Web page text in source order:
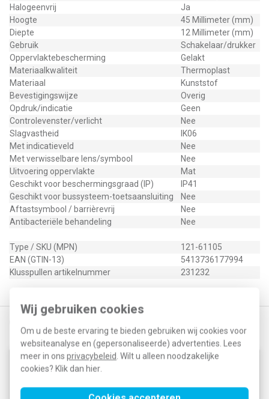
Wij gebruiken cookies
Om u de beste ervaring te bieden gebruiken wij cookies voor
websiteanalyse en (gepersonaliseerde) advertenties. Lees
meer in ons privacybeleid . Wilt u alleen noodzakelijke
cookies? Klik dan hier
Halogeenvrij
Ja
Hoogte
45 Millimeter (mm)
Diepte
12 Millimeter (mm)
Gebruik
Schakelaar/drukker
Oppervlaktebescherming
Gelakt
Materiaalkwaliteit
Thermoplast
Materiaal
Kunststof
Bevestigingswijze
Overig
Opdruk/indicatie
Geen
Controlevenster/verlicht
Nee
Slagvastheid
IK06
Met indicatieveld
Nee
Met verwisselbare lens/symbool
Nee
Uitvoering oppervlakte
Mat
Geschikt voor beschermingsgraad (IP)
IP41
Geschikt voor bussysteem-toetsaansluiting
Nee
Aftastsymbool / barrièrevrij
Nee
Antibacteriële behandeling
Nee
Type / SKU (MPN)
121-61105
EAN (GTIN-13)
5413736177994
Klusspullen artikelnummer
231232
Niko 170-71615 wisselschakelaar
insteekklemmen
10,26